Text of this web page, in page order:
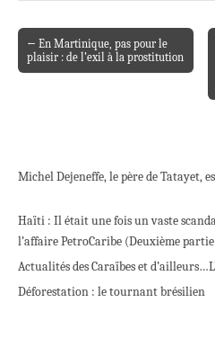
Post navigation
← En Martinique, pas pour le
plaisir : de l’exil à la prostitution
Michel Dejeneffe, le père de Tatayet,
Haïti : Il était une fois un vaste
l’affaire PetroCaribe (Deuxième
Actualités des Caraïbes et d’ailleurs…
Déforestation : le tournant brésilien